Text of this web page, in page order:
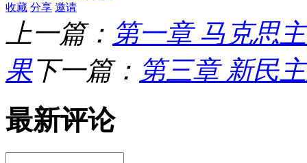
收藏 分享 邀请
上一篇： 第一章 马克思
果下一篇： 第三章 新民
最新评论